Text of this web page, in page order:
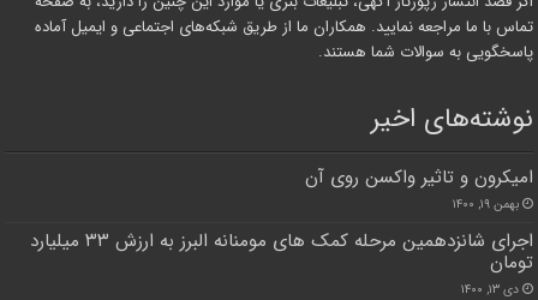
تماس با ما مراجعه نمایید. همکاران ما از طریق شبکه‌های اجتماعی و ایمیل آماده
پاسخگویی به سوالات شما هستند.
نوشته‌های اخیر
امیکرون و تاثیر واکسن روی آن
بهمن ۱۹, ۱۴۰۰
اجرای شانزدهمین مرحله کمک های مومنانه البرز به ارزش ۳۳ میلیارد
تومان
دی ۱۳, ۱۴۰۰